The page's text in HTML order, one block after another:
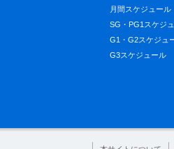
月間スケジュール
SG・PG1スケジ
G1・G2スケジュ
G3スケジュール